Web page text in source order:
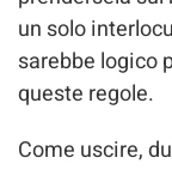
un solo
sarebbe logico
queste regole.
Come uscire,